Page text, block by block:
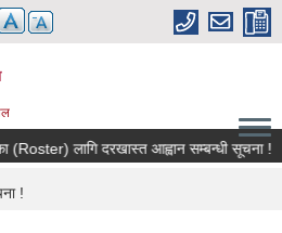
लागि दरखास्त आह्वान सम्बन्धी सूचना !
!